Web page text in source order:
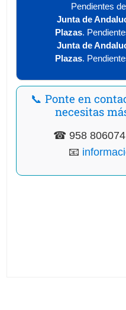
Pendientes
Junta de
Plazas.
Junta de
Plazas.
📞 Ponte en
necesitas
☎ 958 806074
📧